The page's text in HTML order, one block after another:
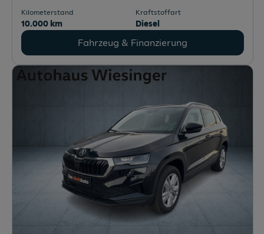
Kilometerstand
10.000 km
Kraftstoffart
Diesel
Fahrzeug & Finanzierung